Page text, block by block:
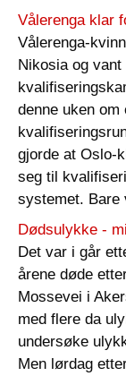
Vålerenga klar
Vålerenga-
Nikosia og
denne uken
gjorde at Oslo-
seg til
systemet.
Dødsulykke -
Det var i går
årene døde
Mossevei i
med flere da
undersøke
Men lørdag